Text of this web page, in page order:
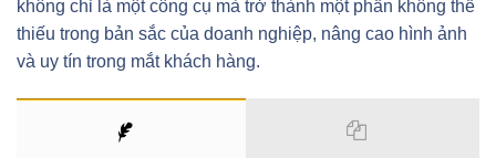
không chỉ là một công cụ mà trở thành một phần không thể
thiếu trong bản sắc của doanh nghiệp, nâng cao hình ảnh
và uy tín trong mắt khách hàng.